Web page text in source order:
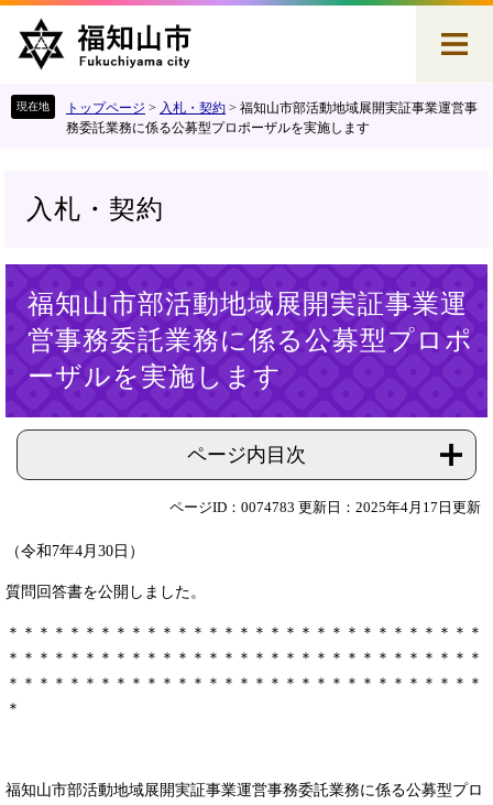
へ
トップページ > 入札・契約 > 福知山市部活動地域展開実証事業運営事
務委託業務に係る公募型プロポーザルを実施します
入札・契約
福知山市部活動地域展開実証事業運
営事務委託業務に係る公募型プロポ
ーザルを実施します
ページ内目次
ページID：0074783 更新日：2025年4月17日更新
（令和7年4月30日）
質問回答書を公開しました。
＊＊＊＊＊＊＊＊＊＊＊＊＊＊＊＊＊＊＊＊＊＊＊＊＊＊＊＊＊＊＊
＊＊＊＊＊＊＊＊＊＊＊＊＊＊＊＊＊＊＊＊＊＊＊＊＊＊＊＊＊＊＊
＊＊＊＊＊＊＊＊＊＊＊＊＊＊＊＊＊＊＊＊＊＊＊＊＊＊＊＊＊＊＊
＊
福知山市部活動地域展開実証事業運営事務委託業務に係る公募型プロ